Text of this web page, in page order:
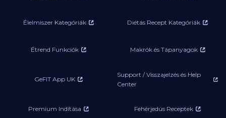
Élelmiszer Kategóriák Diétás Recept Kategóriák
Étrend Funkciók Makrók és Tápanyagok
GeFIT App UK
Support / Visszajelzés és Help
Center
Premium Indítása Fehérjedús Receptek